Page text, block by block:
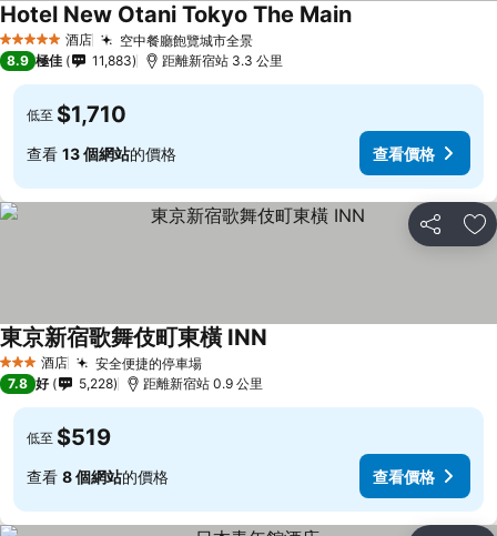
5 星級 酒店 空中餐廳飽覽城市全景
Hotel New Otani Tokyo The Main
8.9 極佳 11,883 距離新宿站 3.3 公里
低至 $1,710
查看 13 個網站的價格 查看價格
分享 放
3 星級 酒店 安全便捷的停車場
東京新宿歌舞伎町東橫 INN
7.8 好 5,228 距離新宿站 0.9 公里
低至 $519
查看 8 個網站的價格 查看價格